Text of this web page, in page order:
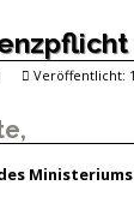
Veröffentlicht: